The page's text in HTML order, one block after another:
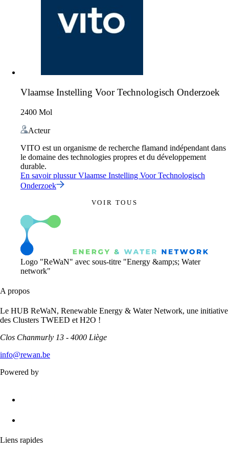
Vlaamse Instelling Voor Technologisch Onderzoek
2400 Mol
Acteur
VITO est un organisme de recherche flamand indépendant dans
le domaine des technologies propres et du développement
durable.
En savoir plussurVlaamse Instelling Voor Technologisch
Onderzoek
VOIR TOUS
Logo "ReWaN" avec sous-titre "Energy &amp;s; Water
network"
A propos
Le HUB ReWaN, Renewable Energy & Water Network, une initiative
des Clusters TWEED et H2O !
Clos Chanmurly 13 - 4000 Liège
info@rewan.be
Powered by
Liens rapides